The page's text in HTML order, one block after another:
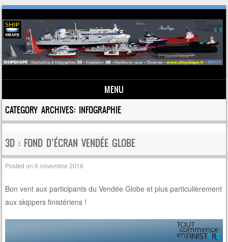
MENU
Skip to content
CATEGORY ARCHIVES: INFOGRAPHIE
3D : FOND D’ÉCRAN VENDÉE GLOBE
Posted on6 novembre 2016
Bon vent aux participants du Vendée Globe et plus particulièrement
aux skippers finistériens !